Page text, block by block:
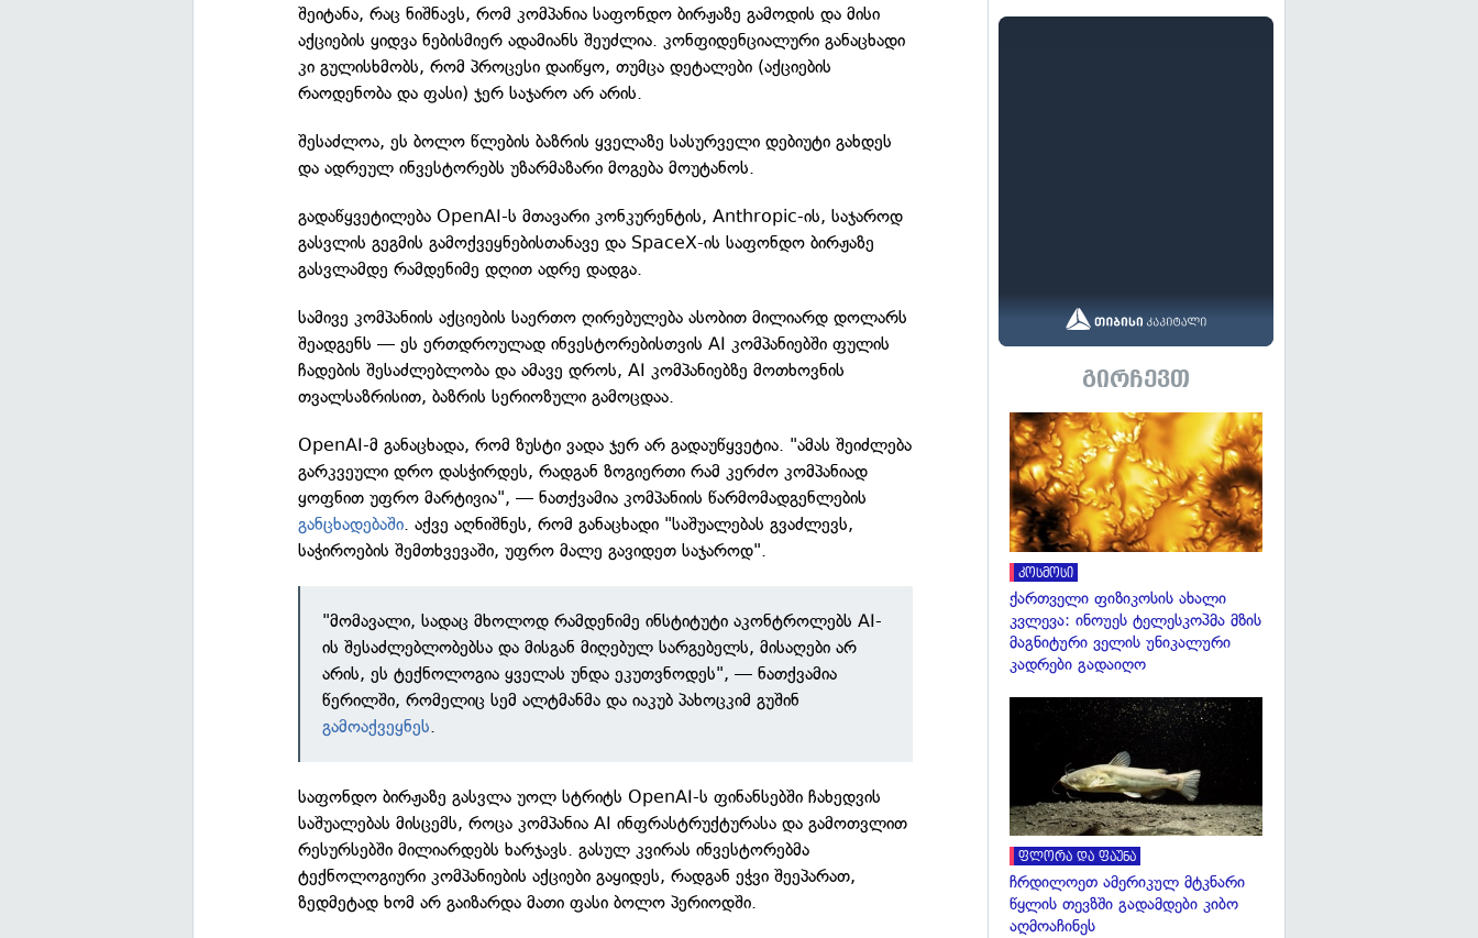
შეიტანა, რაც ნიშნავს, რომ კომპანია საფონდო ბირჟაზე გამოდის და მისი
აქციების ყიდვა ნებისმიერ ადამიანს შეუძლია. კონფიდენციალური განაცხადი
კი გულისხმობს, რომ პროცესი დაიწყო, თუმცა დეტალები (აქციების
რაოდენობა და ფასი) ჯერ საჯარო არ არის.
შესაძლოა, ეს ბოლო წლების ბაზრის ყველაზე სასურველი დებიუტი გახდეს
და ადრეულ ინვესტორებს უზარმაზარი მოგება მოუტანოს.
გადაწყვეტილება OpenAI-ს მთავარი კონკურენტის, Anthropic-ის, საჯაროდ
გასვლის გეგმის გამოქვეყნებისთანავე და SpaceX-ის საფონდო ბირჟაზე
გასვლამდე რამდენიმე დღით ადრე დადგა.
სამივე კომპანიის აქციების საერთო ღირებულება ასობით მილიარდ დოლარს
შეადგენს — ეს ერთდროულად ინვესტორებისთვის AI კომპანიებში ფულის
ჩადების შესაძლებლობა და ამავე დროს, AI კომპანიებზე მოთხოვნის
თვალსაზრისით, ბაზრის სერიოზული გამოცდაა.
OpenAI-მ განაცხადა, რომ ზუსტი ვადა ჯერ არ გადაუწყვეტია. "ამას შეიძლება
გარკვეული დრო დასჭირდეს, რადგან ზოგიერთი რამ კერძო კომპანიად
ყოფნით უფრო მარტივია", — ნათქვამია კომპანიის წარმომადგენლების
განცხადებაში. აქვე აღნიშნეს, რომ განაცხადი "საშუალებას გვაძლევს,
საჭიროების შემთხვევაში, უფრო მალე გავიდეთ საჯაროდ".
"მომავალი, სადაც მხოლოდ რამდენიმე ინსტიტუტი აკონტროლებს AI-
ის შესაძლებლობებსა და მისგან მიღებულ სარგებელს, მისაღები არ
არის, ეს ტექნოლოგია ყველას უნდა ეკუთვნოდეს", — ნათქვამია
წერილში, რომელიც სემ ალტმანმა და იაკუბ პახოცკიმ გუშინ
გამოაქვეყნეს.
საფონდო ბირჟაზე გასვლა უოლ სტრიტს OpenAI-ს ფინანსებში ჩახედვის
საშუალებას მისცემს, როცა კომპანია AI ინფრასტრუქტურასა და გამოთვლით
რესურსებში მილიარდებს ხარჯავს. გასულ კვირას ინვესტორებმა
ტექნოლოგიური კომპანიების აქციები გაყიდეს, რადგან ეჭვი შეეპარათ,
ზედმეტად ხომ არ გაიზარდა მათი ფასი ბოლო პერიოდში.
გირჩევთ
კოსმოსი
ქართველი ფიზიკოსის ახალი
კვლევა: ინოუეს ტელესკოპმა მზის
მაგნიტური ველის უნიკალური
კადრები გადაიღო
ფლორა და ფაუნა
ჩრდილოეთ ამერიკულ მტკნარი
წყლის თევზში გადამდები კიბო
აღმოაჩინეს